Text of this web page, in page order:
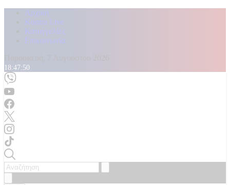
Αρχική
Kontra Live
Καταγγελίες
Επικοινωνία
18:47:52